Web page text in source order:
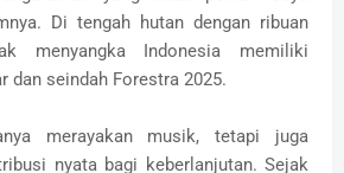
Di tengah hutan dengan ribuan
menyangka Indonesia memiliki
dan seindah Forestra 2025.
merayakan musik, tetapi juga
nyata bagi keberlanjutan. Sejak